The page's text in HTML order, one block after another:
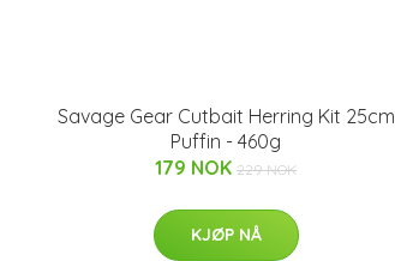
Savage Gear Cutbait Herring Kit 25cm
Puffin - 460g
179 NOK 229 NOK
KJØP NÅ